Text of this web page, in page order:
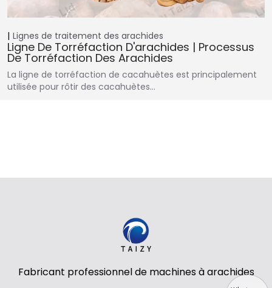
Lignes de traitement des arachides
Ligne De Torréfaction D'arachides | Processus
De Torréfaction Des Arachides
La ligne de torréfaction de cacahuètes est principalement
utilisée pour rôtir des cacahuètes…
Fabricant professionnel de machines à arachides